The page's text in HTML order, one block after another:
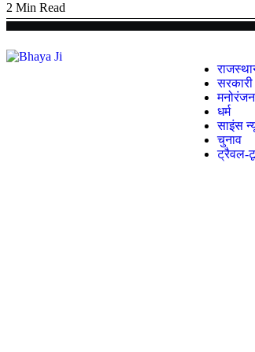
2 Min Read
मनोरंजन
धर्म
साइंस
चुनाव
ट्रैवल-